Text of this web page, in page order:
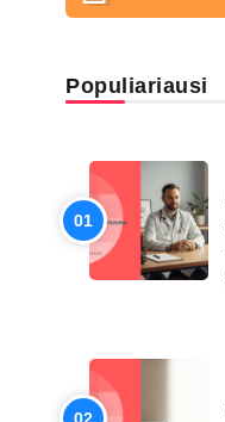
Populiariausi